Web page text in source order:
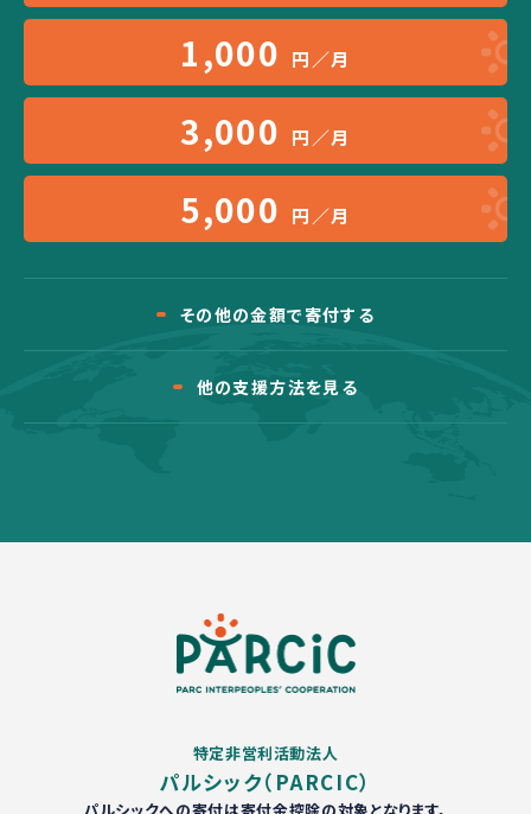
1,000 円／月
3,000 円／月
5,000 円／月
その他の金額で寄付する
他の支援方法を見る
特定非営利活動法人
パルシック（PARCIC）